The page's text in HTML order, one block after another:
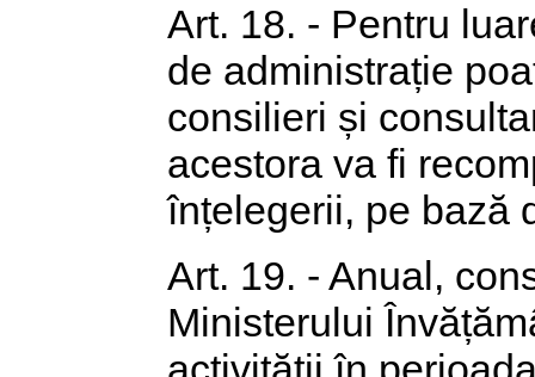
Art. 18. - Pentru
de administrație
consilieri și
acestora va fi
înțelegerii, pe bază
Art. 19. - Anual,
Ministerului